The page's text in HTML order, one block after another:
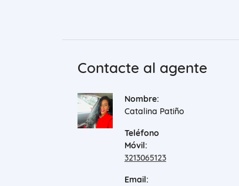
Contacte al agente
Nombre:
Catalina Patiño
Teléfono
Móvil:
3213065123
Email: